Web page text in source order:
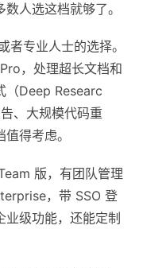
人选这档就够了。
专业人士的选择。
，处理超长文档和
（Deep Researc
、大规模代码重
得考虑。
版，有团队管理
，带 SSO 登
业级功能，还能定制